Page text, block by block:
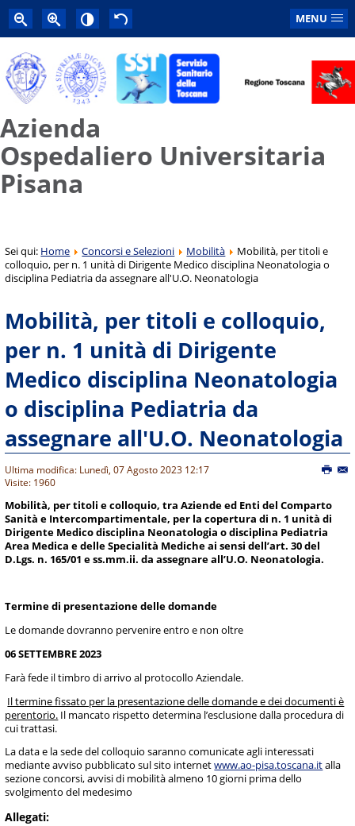
MENU
Azienda
Ospedaliero Universitaria
Pisana
Sei qui: Home Concorsi e Selezioni Mobilità
Mobilità, per titoli e
colloquio, per n. 1 unità di Dirigente Medico disciplina Neonatologia o
disciplina Pediatria da assegnare all'U.O. Neonatologia
Mobilità, per titoli e colloquio,
per n. 1 unità di Dirigente
Medico disciplina Neonatologia
o disciplina Pediatria da
assegnare all'U.O. Neonatologia
Ultima modifica: Lunedì, 07 Agosto 2023 12:17
Visite: 1960
Mobilità, per titoli e colloquio, tra Aziende ed Enti del Comparto
Sanità e Intercompartimentale, per la copertura di n. 1 unità di
Dirigente Medico disciplina Neonatologia o disciplina Pediatria
Area Medica e delle Specialità Mediche ai sensi dell’art. 30 del
D.Lgs. n. 165/01 e ss.mm.ii. da assegnare all’U.O. Neonatologia.
Termine di presentazione delle domande
Le domande dovranno pervenire entro e non oltre
06 SETTEMBRE 2023
Farà fede il timbro di arrivo al protocollo Aziendale.
Il termine fissato per la presentazione delle domande e dei documenti è
perentorio. Il mancato rispetto determina l’esclusione dalla procedura di
cui trattasi.
La data e la sede del colloquio saranno comunicate agli interessati
mediante avviso pubblicato sul sito internetwww.ao-pisa.toscana.italla
sezione concorsi, avvisi di mobilità almeno 10 giorni prima dello
svolgimento del medesimo
Allegati: